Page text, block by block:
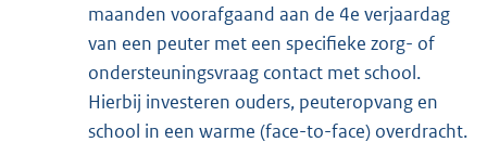
maanden voorafgaand aan de 4e verjaardag
van een peuter met een specifieke zorg- of
ondersteuningsvraag contact met school.
Hierbij investeren ouders, peuteropvang en
school in een warme (face-to-face) overdracht.